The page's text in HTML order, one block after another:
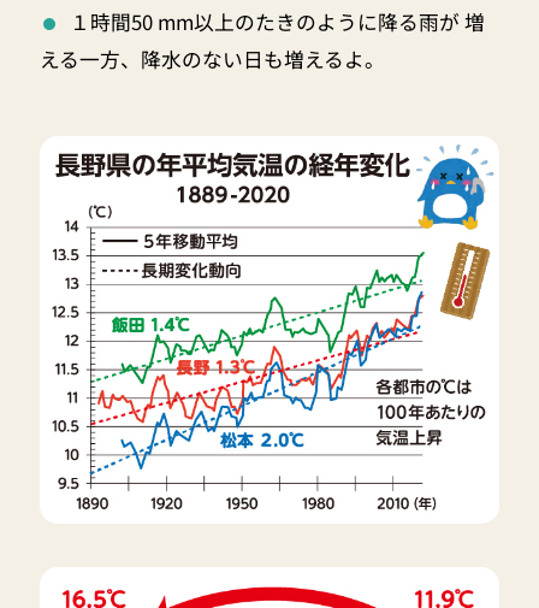
１時間50 mm以上のたきのように降る雨が 増
える一方、降水のない日も増えるよ。